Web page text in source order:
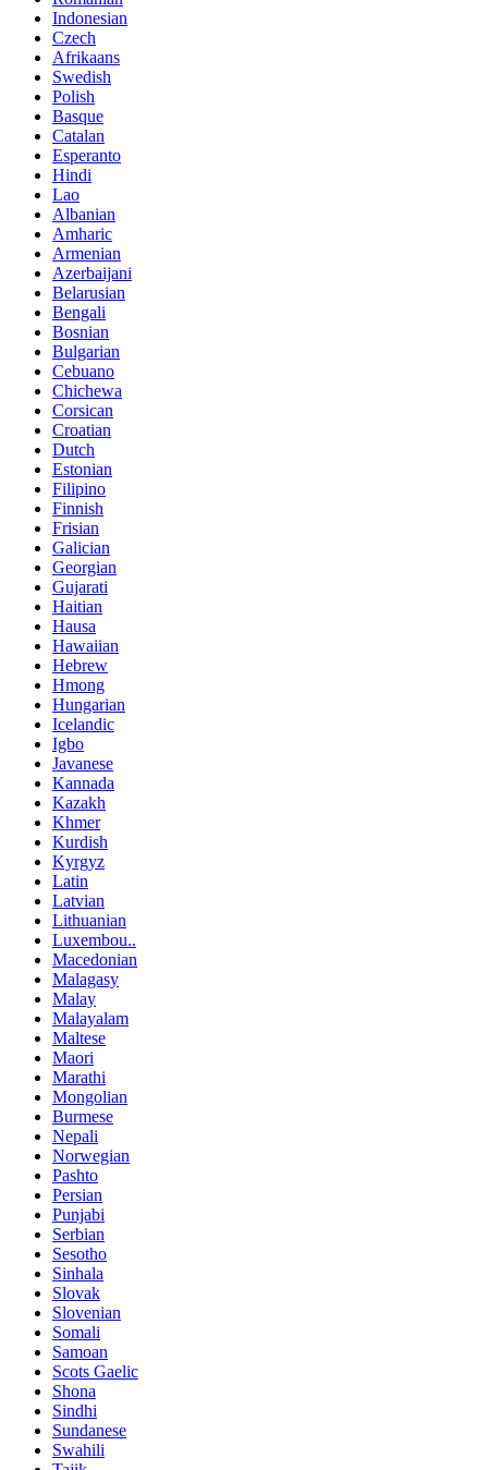
Indonesian
Czech
Afrikaans
Swedish
Polish
Basque
Catalan
Esperanto
Hindi
Lao
Albanian
Amharic
Armenian
Azerbaijani
Belarusian
Bengali
Bosnian
Bulgarian
Cebuano
Chichewa
Corsican
Croatian
Dutch
Estonian
Filipino
Finnish
Frisian
Galician
Georgian
Gujarati
Haitian
Hausa
Hawaiian
Hebrew
Hmong
Hungarian
Icelandic
Igbo
Javanese
Kannada
Kazakh
Khmer
Kurdish
Kyrgyz
Latin
Latvian
Lithuanian
Luxembou..
Macedonian
Malagasy
Malay
Malayalam
Maltese
Maori
Marathi
Mongolian
Burmese
Nepali
Norwegian
Pashto
Persian
Punjabi
Serbian
Sesotho
Sinhala
Slovak
Slovenian
Somali
Samoan
Scots Gaelic
Shona
Sindhi
Sundanese
Swahili